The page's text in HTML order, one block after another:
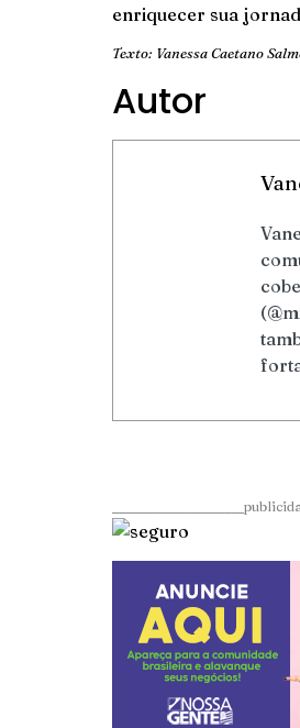
enriquecer sua
Texto: Vanessa Caetano
Autor